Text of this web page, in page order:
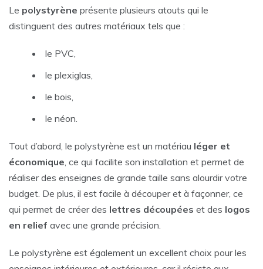
Le polystyrène présente plusieurs atouts qui le
distinguent des autres matériaux tels que :
le PVC,
le plexiglas,
le bois,
le néon.
Tout d’abord, le polystyrène est un matériau léger et
économique , ce qui facilite son installation et permet de
réaliser des enseignes de grande taille sans alourdir votre
budget. De plus, il est facile à découper et à façonner, ce
qui permet de créer des lettres découpées et des logos
en relief avec une grande précision.
Le polystyrène est également un excellent choix pour les